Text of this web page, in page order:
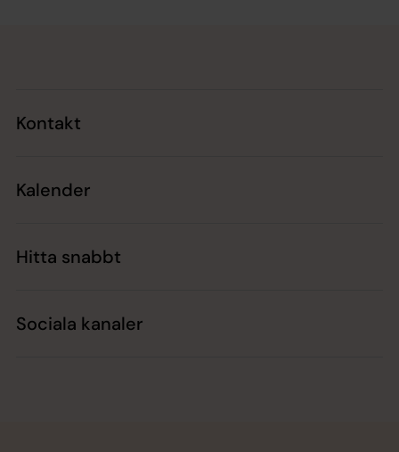
Kontakt
Kalender
Hitta snabbt
Sociala kanaler